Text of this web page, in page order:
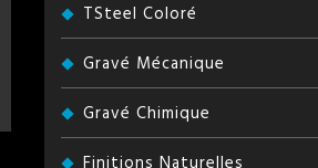
TSteel Coloré
Gravé Mécanique
Gravé Chimique